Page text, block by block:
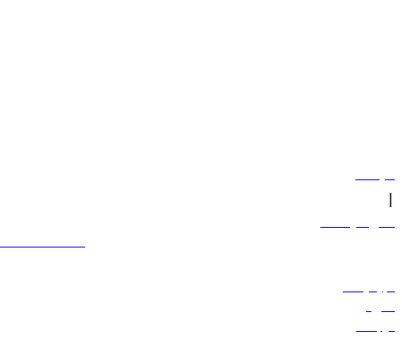
سياساتنا
|
الشروط والأحكام
600 544 445
حجز الرحلات
العروض
الوجهات